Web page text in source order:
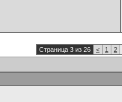
Страница 3 из 26 < 1 2